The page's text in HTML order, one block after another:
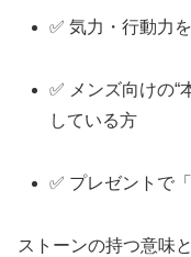
✅ 気力・行動力
✅ メンズ向けの“
している方
✅ プレゼントで
ストーンの持つ意味